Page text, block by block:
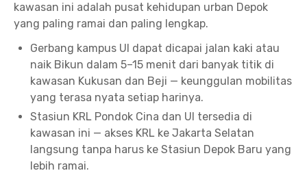
kawasan ini adalah pusat kehidupan urban Depok
yang paling ramai dan paling lengkap.
Gerbang kampus UI dapat dicapai jalan kaki atau
naik Bikun dalam 5–15 menit dari banyak titik di
kawasan Kukusan dan Beji — keunggulan mobilitas
yang terasa nyata setiap harinya.
Stasiun KRL Pondok Cina dan UI tersedia di
kawasan ini — akses KRL ke Jakarta Selatan
langsung tanpa harus ke Stasiun Depok Baru yang
lebih ramai.